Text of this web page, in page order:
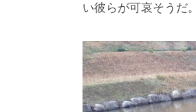
い彼らが可哀そうだ。